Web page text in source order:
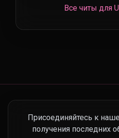
Все читы для
Присоединяйтесь к
получения последних